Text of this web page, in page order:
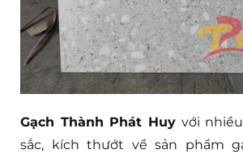
Gạch Thành Phát Huyvới
sắc, kích thướt về sản phẩm